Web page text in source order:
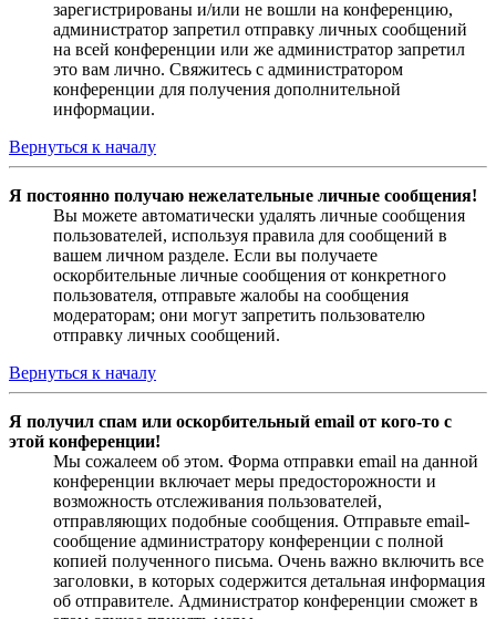
зарегистрированы и/или не вошли на конференцию,
администратор запретил отправку личных сообщений
на всей конференции или же администратор запретил
это вам лично. Свяжитесь с администратором
конференции для получения дополнительной
информации.
Вернуться к началу
Я постоянно получаю нежелательные личные сообщения!
Вы можете автоматически удалять личные сообщения
пользователей, используя правила для сообщений в
вашем личном разделе. Если вы получаете
оскорбительные личные сообщения от конкретного
пользователя, отправьте жалобы на сообщения
модераторам; они могут запретить пользователю
отправку личных сообщений.
Вернуться к началу
Я получил спам или оскорбительный email от кого-то с
этой конференции!
Мы сожалеем об этом. Форма отправки email на данной
конференции включает меры предосторожности и
возможность отслеживания пользователей,
отправляющих подобные сообщения. Отправьте email-
сообщение администратору конференции с полной
копией полученного письма. Очень важно включить все
заголовки, в которых содержится детальная информация
об отправителе. Администратор конференции сможет в